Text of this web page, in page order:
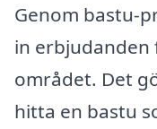
Genom bastu-
in erbjudanden
området. Det
hitta en bastu